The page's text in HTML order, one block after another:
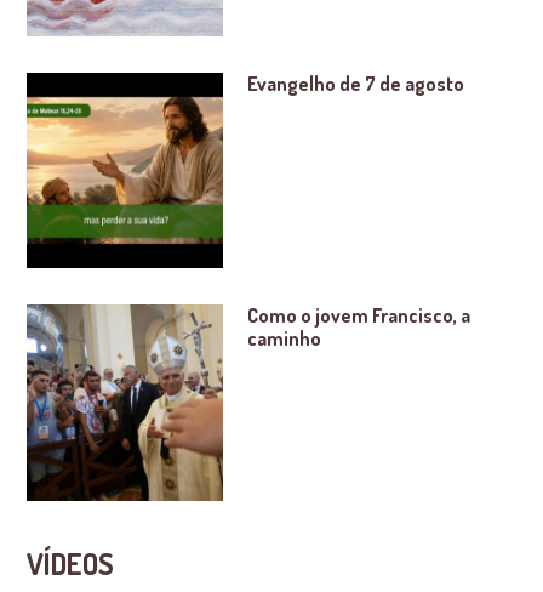
Evangelho de 7 de agosto
Como o jovem Francisco, a
caminho
VÍDEOS